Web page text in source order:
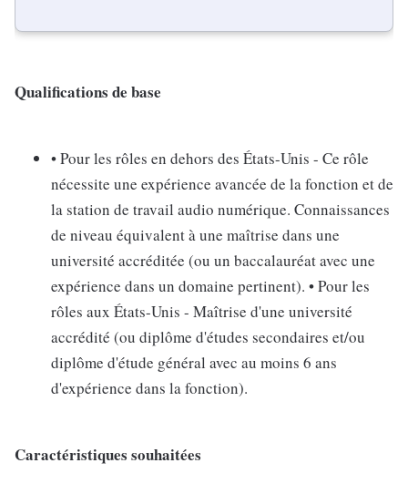
Qualifications de base
• Pour les rôles en dehors des États-Unis - Ce rôle
nécessite une expérience avancée de la fonction et de
la station de travail audio numérique. Connaissances
de niveau équivalent à une maîtrise dans une
université accréditée (ou un baccalauréat avec une
expérience dans un domaine pertinent). • Pour les
rôles aux États-Unis - Maîtrise d'une université
accrédité (ou diplôme d'études secondaires et/ou
diplôme d'étude général avec au moins 6 ans
d'expérience dans la fonction).
Caractéristiques souhaitées